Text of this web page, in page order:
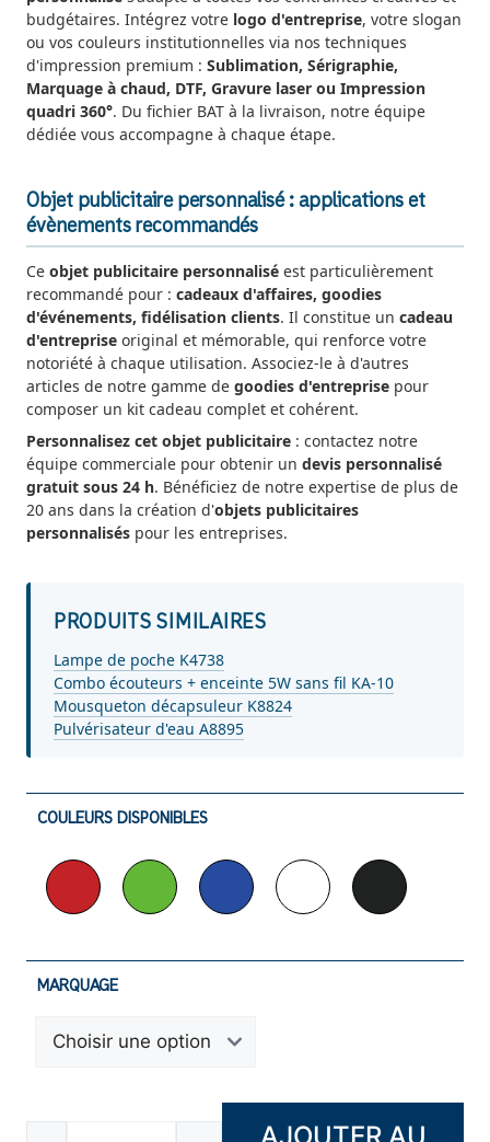
budgétaires. Intégrez votre logo d'entreprise, votre slogan
ou vos couleurs institutionnelles via nos techniques
d'impression premium : Sublimation, Sérigraphie,
Marquage à chaud, DTF, Gravure laser ou Impression
quadri 360°. Du fichier BAT à la livraison, notre équipe
dédiée vous accompagne à chaque étape.
Objet publicitaire personnalisé : applications et
évènements recommandés
Ce objet publicitaire personnalisé est particulièrement
recommandé pour : cadeaux d'affaires, goodies
d'événements, fidélisation clients. Il constitue un cadeau
d'entreprise original et mémorable, qui renforce votre
notoriété à chaque utilisation. Associez-le à d'autres
articles de notre gamme de goodies d'entreprise pour
composer un kit cadeau complet et cohérent.
Personnalisez cet objet publicitaire : contactez notre
équipe commerciale pour obtenir un devis personnalisé
gratuit sous 24 h. Bénéficiez de notre expertise de plus de
20 ans dans la création d'objets publicitaires
personnalisés pour les entreprises.
PRODUITS SIMILAIRES
Lampe de poche K4738
Combo écouteurs + enceinte 5W sans fil KA-10
Mousqueton décapsuleur K8824
Pulvérisateur d'eau A8895
COULEURS DISPONIBLES
MARQUAGE